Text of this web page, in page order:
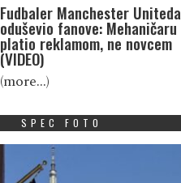
Fudbaler Manchester Uniteda
oduševio fanove: Mehaničaru
platio reklamom, ne novcem
(VIDEO)
(more…)
SPEC FOTO